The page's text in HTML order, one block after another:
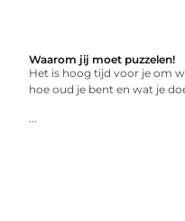
Waarom jij moet puzzelen!
Het is hoog tijd voor je om
hoe oud je bent en wat je
...